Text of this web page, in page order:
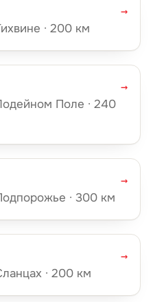
· 200 км
→
Поле · 240
→
· 300 км
→
· 200 км
→